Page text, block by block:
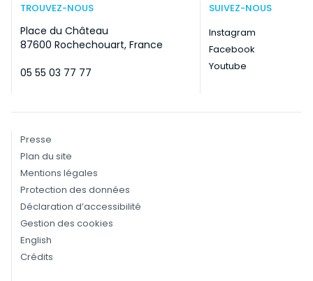
TROUVEZ-NOUS
Place du Château
87600 Rochechouart, France
05 55 03 77 77
SUIVEZ-NOUS
Instagram
Facebook
Youtube
Presse
Plan du site
Mentions légales
Protection des données
Déclaration d’accessibilité
Gestion des cookies
English
Crédits